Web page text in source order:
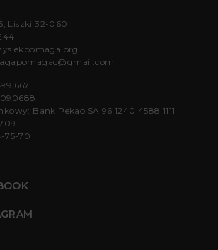
Liszki 32-060
667
Bank Pekao SA 96 1240 4588 1111
75-70